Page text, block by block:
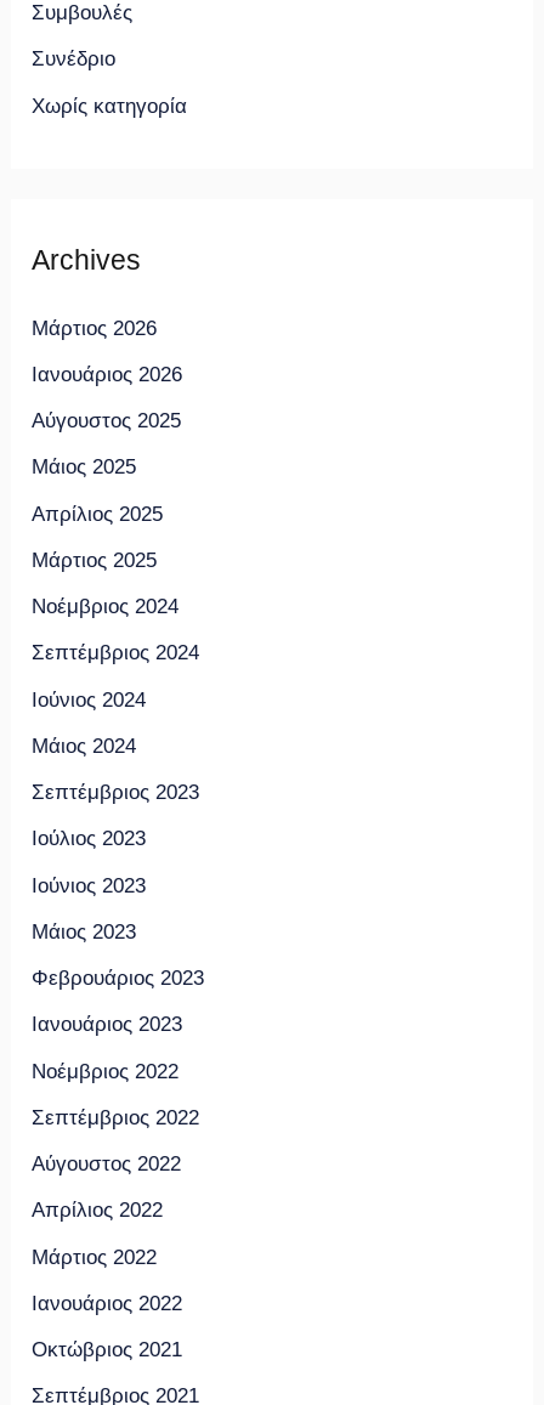
Συμβουλές
Συνέδριο
Χωρίς κατηγορία
Archives
Μάρτιος 2026
Ιανουάριος 2026
Αύγουστος 2025
Μάιος 2025
Απρίλιος 2025
Μάρτιος 2025
Νοέμβριος 2024
Σεπτέμβριος 2024
Ιούνιος 2024
Μάιος 2024
Σεπτέμβριος 2023
Ιούλιος 2023
Ιούνιος 2023
Μάιος 2023
Φεβρουάριος 2023
Ιανουάριος 2023
Νοέμβριος 2022
Σεπτέμβριος 2022
Αύγουστος 2022
Απρίλιος 2022
Μάρτιος 2022
Ιανουάριος 2022
Οκτώβριος 2021
Σεπτέμβριος 2021